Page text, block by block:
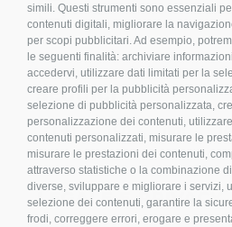
simili. Questi strumenti sono essenziali
contenuti digitali, migliorare la
per scopi pubblicitari. Ad esempio,
le seguenti finalità: archiviare
accedervi, utilizzare dati limitati per la
creare profili per la pubblicità
selezione di pubblicità personalizzata,
personalizzazione dei contenuti,
contenuti personalizzati, misurare le
misurare le prestazioni dei contenuti,
attraverso statistiche o la combinazione
diverse, sviluppare e migliorare i servizi,
selezione dei contenuti, garantire la
frodi, correggere errori, erogare e
info@inoxmare.it
SEGUICI
LEGALE E PRIVACY